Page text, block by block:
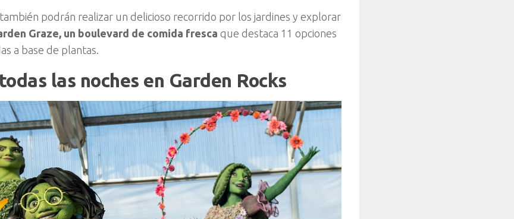
podrán realizar un delicioso recorrido por los jardines y explorar
Graze, un boulevard de comida fresca que destaca 11 opciones
a base de plantas.
las noches en Garden Rocks